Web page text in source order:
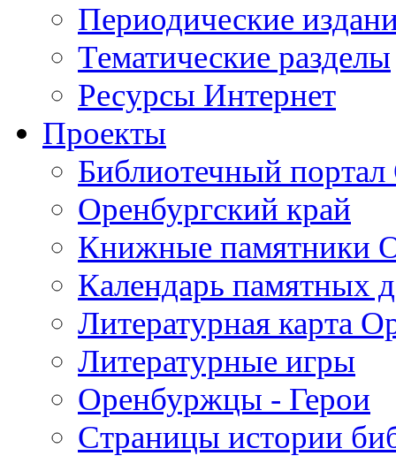
Периодические
Тематические разделы
Ресурсы Интернет
Проекты
Библиотечный портал
Оренбургский край
Книжные памятники
Календарь памятных
Литературная карта
Литературные игры
Оренбуржцы - Герои
Страницы истории